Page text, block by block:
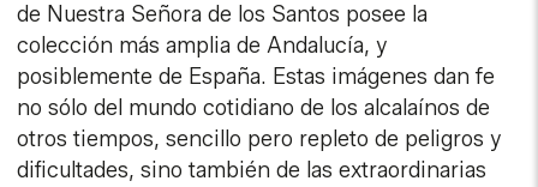
de Nuestra Señora de los Santos posee la
colección más amplia de Andalucía, y
posiblemente de España. Estas imágenes dan fe
no sólo del mundo cotidiano de los alcalaínos de
otros tiempos, sencillo pero repleto de peligros y
dificultades, sino también de las extraordinarias